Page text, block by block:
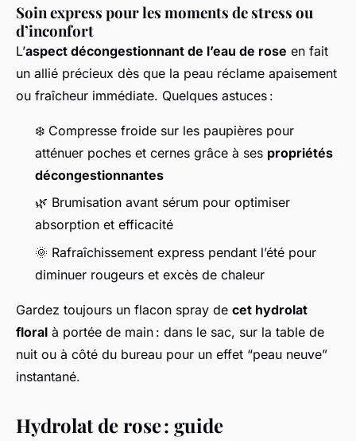
Soin express pour les moments de stress ou
d’inconfort
L’aspect décongestionnant de l’eau de rose en fait
un allié précieux dès que la peau réclame apaisement
ou fraîcheur immédiate. Quelques astuces :
❄️ Compresse froide sur les paupières pour
atténuer poches et cernes grâce à ses propriétés
décongestionnantes
🌿 Brumisation avant sérum pour optimiser
absorption et efficacité
🌞 Rafraîchissement express pendant l’été pour
diminuer rougeurs et excès de chaleur
Gardez toujours un flacon spray de cet hydrolat
floral à portée de main : dans le sac, sur la table de
nuit ou à côté du bureau pour un effet “peau neuve”
instantané.
Hydrolat de rose : guide